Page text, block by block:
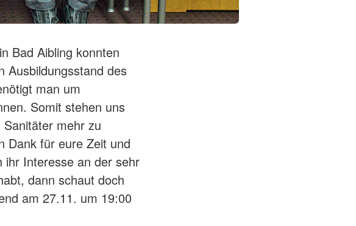
Bad Aibling konnten
Ausbildungsstand des
man um
Somit stehen uns
mehr zu
Dank für eure Zeit und
ihr Interesse an der sehr
dann schaut doch
am 27.11. um 19:00